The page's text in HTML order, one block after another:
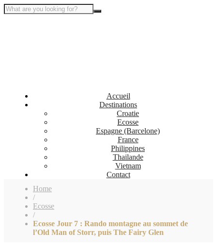
Accueil
Destinations
Croatie
Ecosse
Espagne (Barcelone)
France
Philippines
Thailande
Vietnam
Contact
Home
/
Ecosse
/
Ecosse Jour 7 : Rando montagne au sommet de
l’Old Man of Storr, puis The Fairy Glen